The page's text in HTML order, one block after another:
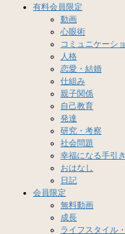
有料会員限定
動画
心眼術
コミュニケーシ
人格
恋愛・結婚
仕組み
親子関係
自己教育
発達
研究・考察
社会問題
幸福になる手引き
おはなし
日記
会員限定
無料動画
成長
ライフスタイル